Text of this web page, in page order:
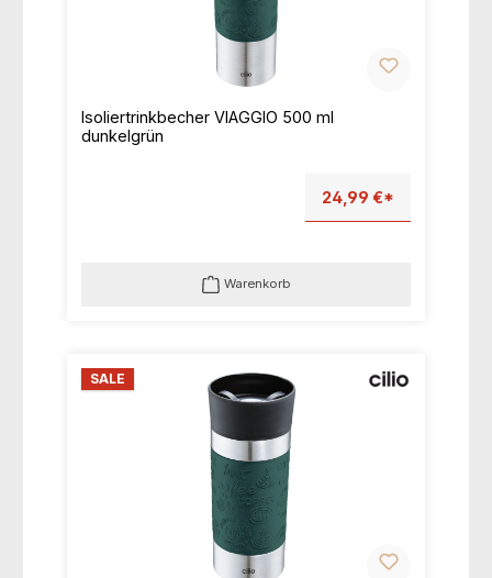
Isoliertrinkbecher VIAGGIO 500 ml
dunkelgrün
24,99 €*
Warenkorb
SALE